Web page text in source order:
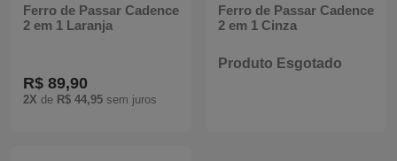
Ferro de Passar Cadence
2 em 1 Laranja
R$ 89,90
2X de R$ 44,95 sem juros
Ferro de Passar Cadence
2 em 1 Cinza
Produto Esgotado
Bebedouros